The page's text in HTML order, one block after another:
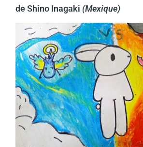
de Shino Inagaki (Mexique)